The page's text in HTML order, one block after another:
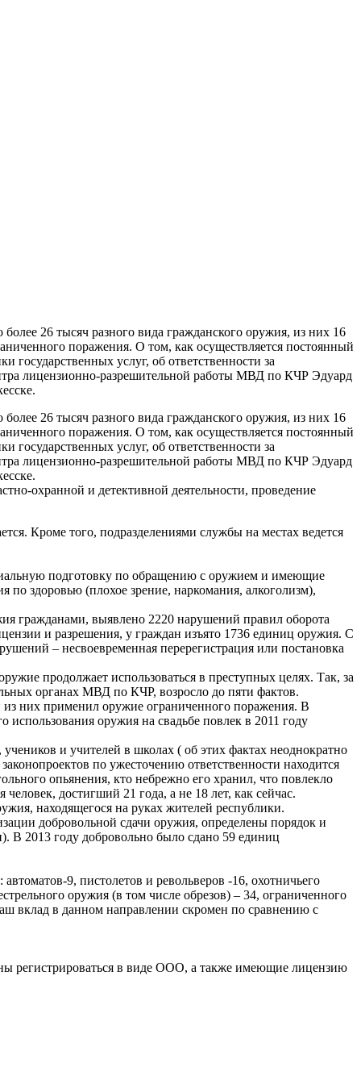
26 тысяч разного вида гражданского оружия, из них 16
поражения. О том, как осуществляется постоянный
государственных услуг, об ответственности за
лицензионно-разрешительной работы МВД по КЧР Эдуард
26 тысяч разного вида гражданского оружия, из них 16
поражения. О том, как осуществляется постоянный
государственных услуг, об ответственности за
лицензионно-разрешительной работы МВД по КЧР Эдуард
охранной и детективной деятельности, проведение
Кроме того, подразделениями службы на местах ведется
подготовку по обращению с оружием и имеющие
здоровью (плохое зрение, наркомания, алкоголизм),
гражданами, выявлено 2220 нарушений правил оборота
и разрешения, у граждан изъято 1736 единиц оружия. С
– несвоевременная перерегистрация или постановка
продолжает использоваться в преступных целях. Так, за
органах МВД по КЧР, возросло до пяти фактов.
из них применил оружие ограниченного поражения. В
использования оружия на свадьбе повлек в 2011 году
и учителей в школах ( об этих фактах неоднократно
по ужесточению ответственности находится
опьянения, кто небрежно его хранил, что повлекло
достигший 21 года, а не 18 лет, как сейчас.
находящегося на руках жителей республики.
добровольной сдачи оружия, определены порядок и
В 2013 году добровольно было сдано 59 единиц
9, пистолетов и револьверов -16, охотничьего
оружия (в том числе обрезов) – 34, ограниченного
вклад в данном направлении скромен по сравнению с
регистрироваться в виде ООО, а также имеющие лицензию